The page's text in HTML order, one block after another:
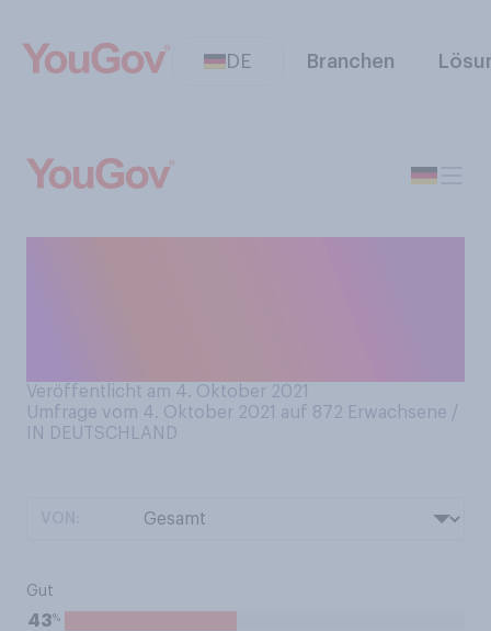
DE Branchen
Veröffentlicht am 4. Oktober 2021
Umfrage vom 4. Oktober 2021 auf 872 Erwachsene /
IN DEUTSCHLAND
Gut
43%